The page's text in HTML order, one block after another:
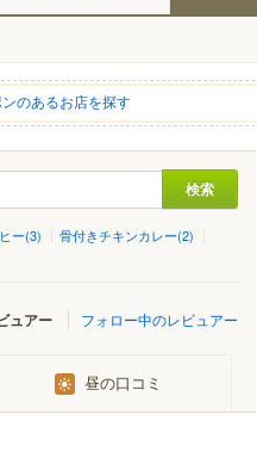
のあるお店を探す
ー(3)
骨付きチキンカレー(2)
ュアー フォロー中のレビュアー
昼の口コミ